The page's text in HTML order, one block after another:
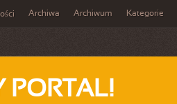
Archiwa Archiwum Kategorie
PORTAL!